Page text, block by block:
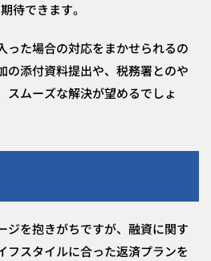
待できます。
った場合の対応をまかせられるの
の添付資料提出や、税務署とのや
スムーズな解決が望めるでしょ
ジを抱きがちですが、融資に関す
フスタイルに合った返済プランを